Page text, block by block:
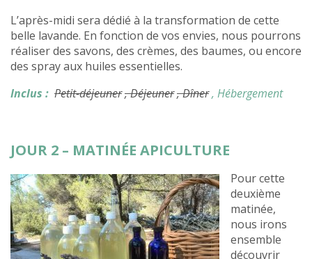
L’après-midi sera dédié à la transformation de cette
belle lavande. En fonction de vos envies, nous pourrons
réaliser des savons, des crèmes, des baumes, ou encore
des spray aux huiles essentielles.
Inclus : Petit-déjeuner, Déjeuner, Dîner, Hébergement
JOUR 2 – MATINÉE APICULTURE
Pour cette
deuxième
matinée,
nous irons
ensemble
découvrir